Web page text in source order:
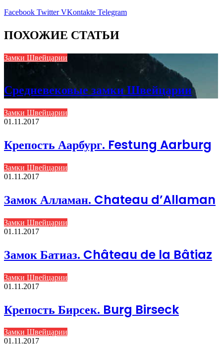
Facebook Twitter VKontakte Telegram
ПОХОЖИЕ СТАТЬИ
Замки Швейцарии
01.11.2017
Средневековые замки Швейцарии
Замки Швейцарии
01.11.2017
Крепость Аарбург. Festung Aarburg
Замки Швейцарии
01.11.2017
Замок Алламан. Chateau d’Allaman
Замки Швейцарии
01.11.2017
Замок Батиаз. Château de la Bâtiaz
Замки Швейцарии
01.11.2017
Крепость Бирсек. Burg Birseck
Замки Швейцарии
01.11.2017